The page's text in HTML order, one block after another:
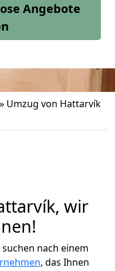
Angebote
» Umzug von Hattarvík
wir
nach einem
, das Ihnen